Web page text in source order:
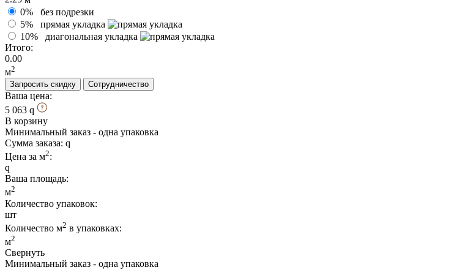
0% без подрезки
5% прямая укладка
10% диагональная укладка
Итого:
0.00
м2
Запросить скидку
Сотрудничество
Ваша цена:
5 063
В корзину
Минимальный заказ - одна упаковка
Сумма заказа:
Цена за м2:
Ваша площадь:
м2
Количество упаковок:
шт
Количество м2 в упаковках:
м2
Свернуть
Минимальный заказ - одна упаковка